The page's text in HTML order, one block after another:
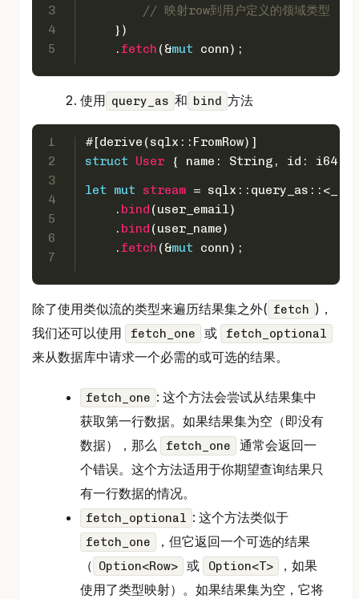
3
4
5
// 映射row到用户定义的领域类型
    })
    .
fetch (&mut conn);
使用 query_as 和 bind 方法
1
2
3
4
5
6
7
#[derive(sqlx::FromRow)]
struct
User { name: String , id: i64
let
mut stream = sqlx::query_as::<_,
    .
bind (user_email)
    .
bind (user_name)
    .
fetch (&mut conn);
除了使用类似流的类型来遍历结果集之外( fetch )，
我们还可以使用
fetch_one 或 fetch_optional
来从数据库中请求一个必需的或可选的结果。
fetch_one : 这个方法会尝试从结果集中
获取第一行数据。如果结果集为空（即没有
数据），那么
fetch_one
通常会返回一
个错误。这个方法适用于你期望查询结果只
有一行数据的情况。
fetch_optional : 这个方法类似于
fetch_one
，但它返回一个可选的结果
（ Option<Row> 或 Option<T>
，如果
使用了类型映射）。如果结果集为空，它将